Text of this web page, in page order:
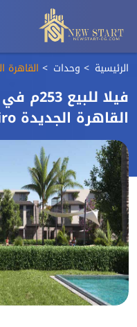
الرئيسية وحدات القاهرة
فيلا
القاهرة الجديدة Telal East New Cairo